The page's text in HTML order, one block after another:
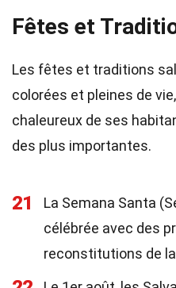
Fêtes et
Les fêtes et traditions
colorées et pleines de
chaleureux de ses
des plus importantes.
21
La Semana Santa
célébrée avec des
reconstitutions de